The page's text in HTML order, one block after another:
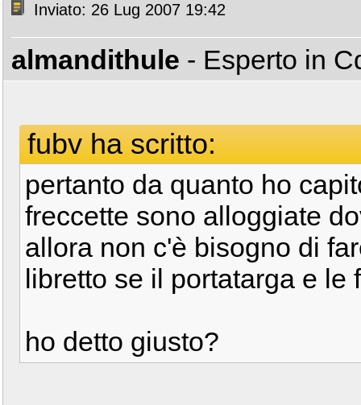
Inviato: 26 Lug 2007 19:42
almandithule - Esperto in
fubv ha scritto:
pertanto da quanto ho
freccette sono alloggiate
allora non c'è bisogno di
libretto se il portatarga e le
ho detto giusto?